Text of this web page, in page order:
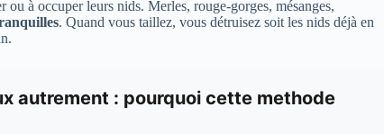
à occuper leurs nids. Merles, rouge-gorges, mésanges,
. Quand vous taillez, vous détruisez soit les nids déjà en
autrement : pourquoi cette methode